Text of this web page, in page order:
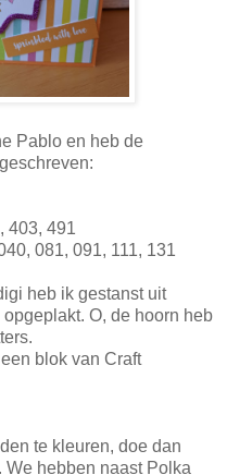
Pablo en heb de
403, 491
081, 091, 111, 131
heb ik gestanst uit
O, de hoorn heb
blok van Craft
te kleuren, doe dan
hebben naast Polka